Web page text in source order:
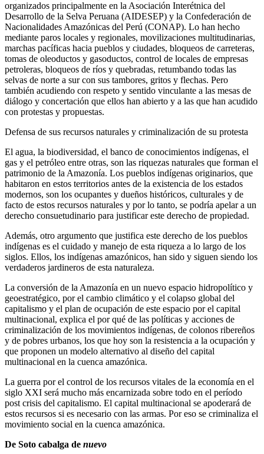
organizados principalmente en la Asociación Interétnica del
Desarrollo de la Selva Peruana (AIDESEP) y la Confederación de
Nacionalidades Amazónicas del Perú (CONAP). Lo han hecho
mediante paros locales y regionales, movilizaciones multitudinarias,
marchas pacíficas hacia pueblos y ciudades, bloqueos de carreteras,
tomas de oleoductos y gasoductos, control de locales de empresas
petroleras, bloqueos de ríos y quebradas, retumbando todas las
selvas de norte a sur con sus tambores, gritos y flechas. Pero
también acudiendo con respeto y sentido vinculante a las mesas de
diálogo y concertación que ellos han abierto y a las que han acudido
con protestas y propuestas.
Defensa de sus recursos naturales y criminalización de su protesta
El agua, la biodiversidad, el banco de conocimientos indígenas, el
gas y el petróleo entre otras, son las riquezas naturales que forman el
patrimonio de la Amazonía. Los pueblos indígenas originarios, que
habitaron en estos territorios antes de la existencia de los estados
modernos, son los ocupantes y dueños históricos, culturales y de
facto de estos recursos naturales y por lo tanto, se podría apelar a un
derecho consuetudinario para justificar este derecho de propiedad.
Además, otro argumento que justifica este derecho de los pueblos
indígenas es el cuidado y manejo de esta riqueza a lo largo de los
siglos. Ellos, los indígenas amazónicos, han sido y siguen siendo los
verdaderos jardineros de esta naturaleza.
La conversión de la Amazonía en un nuevo espacio hidropolítico y
geoestratégico, por el cambio climático y el colapso global del
capitalismo y el plan de ocupación de este espacio por el capital
multinacional, explica el por qué de las políticas y acciones de
criminalización de los movimientos indígenas, de colonos ribereños
y de pobres urbanos, los que hoy son la resistencia a la ocupación y
que proponen un modelo alternativo al diseño del capital
multinacional en la cuenca amazónica.
La guerra por el control de los recursos vitales de la economía en el
siglo XXI será mucho más encarnizada sobre todo en el período
post crisis del capitalismo. El capital multinacional se apoderará de
estos recursos si es necesario con las armas. Por eso se criminaliza el
movimiento social en la cuenca amazónica.
De Soto cabalga de nuevo